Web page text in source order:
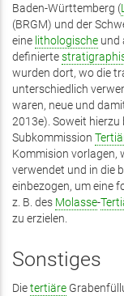
Baden-Württemberg (
(BRGM) und der
eine lithologische und
definierte
wurden dort, wo die
unterschiedlich
waren, neue und
2013e). Soweit
Subkommission
Kommision vorlagen,
verwendet und in die
einbezogen, um eine
z. B. des Molasse-
zu erzielen.
Sonstiges
Dietertiäre